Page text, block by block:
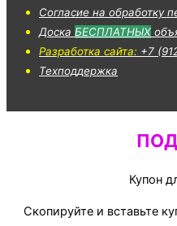
Согласие на обработку
Доска БЕСПЛАТНЫХ
Разработка сайта: +7
Техподдержка
Купон
Скопируйте и вставьте